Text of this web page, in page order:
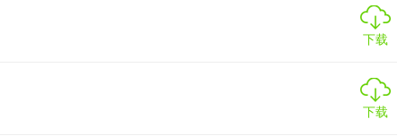
下载
下载